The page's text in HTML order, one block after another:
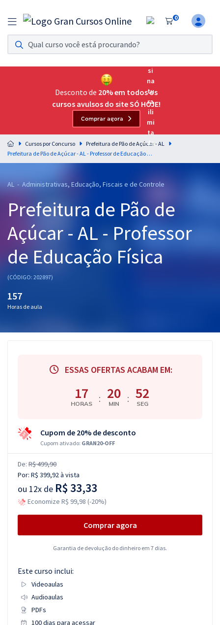
0
Assinatura Ilimitada 11
Acesso a todos os cursos. Teste grátis por 7 dias!
Assinatura OAB Até Passar
Acesso ilimitado a toda preparação para o Exame da
Residências Multiprofissionais
Preparação completa e intensiva para as principais
residências em saúde do Brasil
Cursos 20% OFF
Pós
Graduação
OAB
Mentorias
Desconto de 20% em todos os
cursos avulsos do site SÓ HOJE!
Comprar agora
Cursos por Concurso
Prefeitura de Pão de Açúcar - AL
Prefeitura de Pão de Açúcar - AL - Professor de Educação Física
AL - Administrativas, Educação, Fiscais e de Controle
Prefeitura de Pão de
Açúcar - AL - Professor
de Educação Física
(CÓDIGO: 202897)
157
Horas de aula
ESSAS OFERTAS ACABAM EM:
17
HORAS : 20
MIN : 51
SEG
Cupom de 20% de desconto
Cupom ativado: GRAN20-OFF
De: R$ 499,90
Por: R$ 399,92à vista
ou 12x de R$ 33,33
Economize R$ 99,98 (-20%)
Comprar agora
Garantia de devolução do dinheiro em 7 dias.
Este curso inclui:
Videoaulas
Audioaulas
PDFs
100 dias para acessar